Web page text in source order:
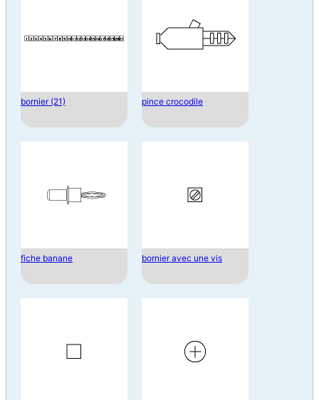
bornier (21) pince crocodile
fiche banane bornier avec une vis